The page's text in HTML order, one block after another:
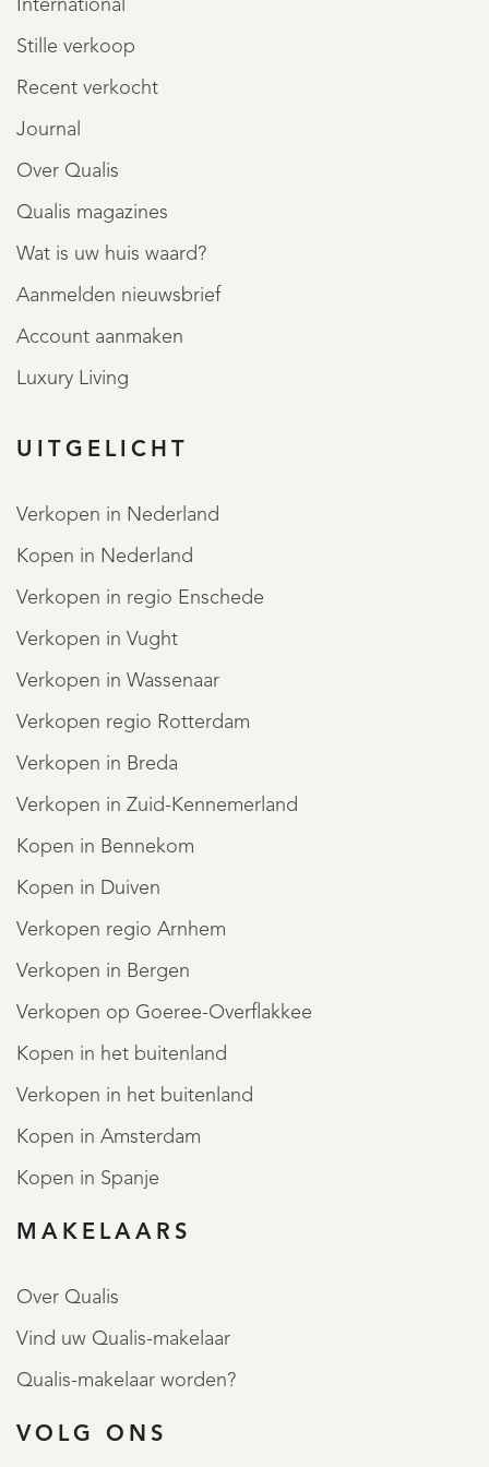
• Rondom aangelegde karaktervolle tuin met
monumentale bomen en volledige privacy
• Vrijstaand, houten bijgebouw met parkeergelegenheid
voor meerdere auto's en bergruimte.
MEER LEZEN
International
Stille verkoop
Recent verkocht
Journal
Over Qualis
Qualis magazines
Wat is uw huis waard?
Aanmelden nieuwsbrief
Account aanmaken
Luxury Living
UITGELICHT
Verkopen in Nederland
Kopen in Nederland
Verkopen in regio Enschede
Verkopen in Vught
Verkopen in Wassenaar
Verkopen regio Rotterdam
Verkopen in Breda
Verkopen in Zuid-Kennemerland
Kopen in Bennekom
Kopen in Duiven
Verkopen regio Arnhem
Verkopen in Bergen
Verkopen op Goeree-Overflakkee
Kopen in het buitenland
Verkopen in het buitenland
Kopen in Amsterdam
Kopen in Spanje
MAKELAARS
Over Qualis
Vind uw Qualis-makelaar
Qualis-makelaar worden?
VOLG ONS
REGISTREER